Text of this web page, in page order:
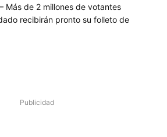
Más de 2 millones de votantes
recibirán pronto su folleto de
Publicidad